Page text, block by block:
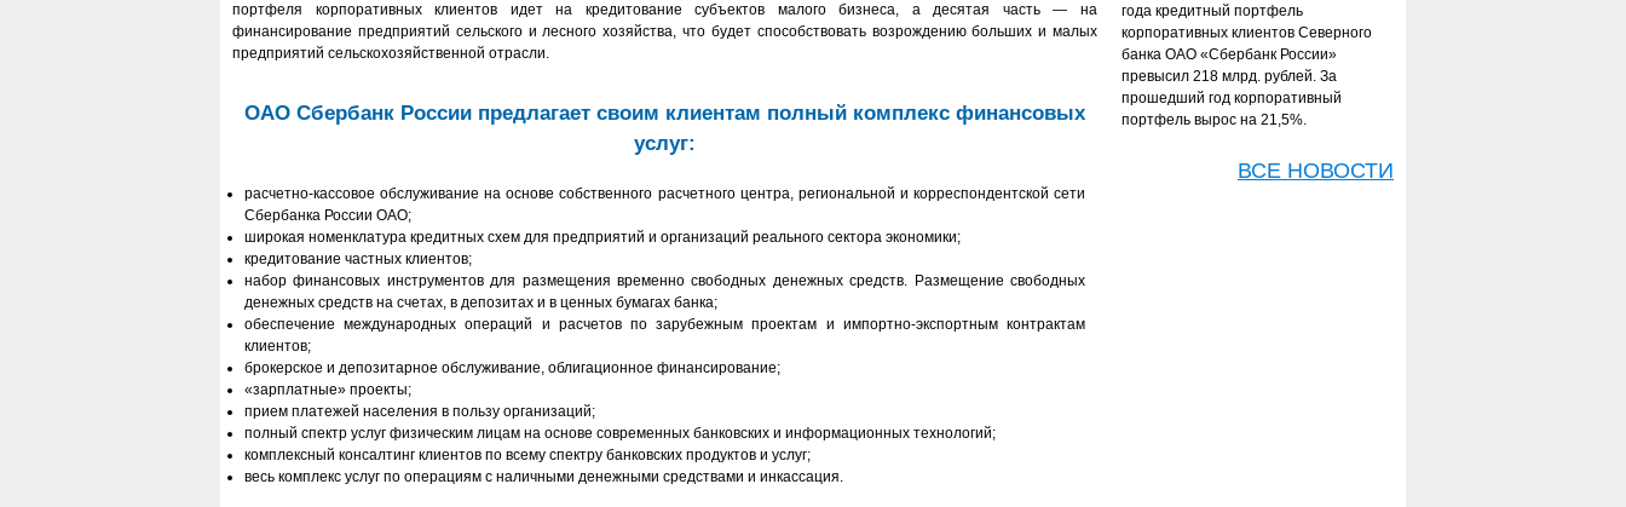
портфеля корпоративных клиентов идет на кредитование субъектов малого бизнеса, а десятая часть — на
финансирование предприятий сельского и лесного хозяйства, что будет способствовать возрождению больших и малых
предприятий сельскохозяйственной отрасли.
ОАО Сбербанк России предлагает своим клиентам полный комплекс финансовых
услуг:
расчетно-кассовое обслуживание на основе собственного расчетного центра, региональной и корреспондентской сети
Сбербанка России ОАО;
широкая номенклатура кредитных схем для предприятий и организаций реального сектора экономики;
кредитование частных клиентов;
набор финансовых инструментов для размещения временно свободных денежных средств. Размещение свободных
денежных средств на счетах, в депозитах и в ценных бумагах банка;
обеспечение международных операций и расчетов по зарубежным проектам и импортно-экспортным контрактам
клиентов;
брокерское и депозитарное обслуживание, облигационное финансирование;
«зарплатные» проекты;
прием платежей населения в пользу организаций;
полный спектр услуг физическим лицам на основе современных банковских и информационных технологий;
комплексный консалтинг клиентов по всему спектру банковских продуктов и услуг;
весь комплекс услуг по операциям с наличными денежными средствами и инкассация.
года кредитный портфель
корпоративных клиентов Северного
банка ОАО «Сбербанк России»
превысил 218 млрд. рублей. За
прошедший год корпоративный
портфель вырос на 21,5%.
ВСЕ НОВОСТИ